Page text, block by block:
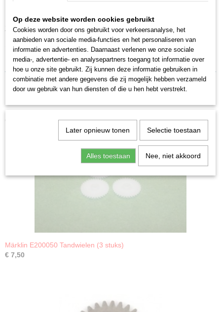
H0 (1:87)
Staat
Nieuw
Z=16
Ook interessant
Märklin E200050 Tandwielen (3 stuks)
€ 7,50
Op deze website worden cookies gebruikt
Cookies worden door ons gebruikt voor verkeersanalyse, het
aanbieden van sociale media-functies en het personaliseren van
informatie en advertenties. Daarnaast verlenen we onze sociale
media-, advertentie- en analysepartners toegang tot informatie over
hoe u onze site gebruikt. Zij kunnen deze informatie gebruiken in
combinatie met andere gegevens die zij mogelijk hebben verzameld
door uw gebruik van hun diensten of die u hen hebt verstrekt.
Later opnieuw tonen Selectie toestaan
Alles toestaan Nee, niet akkoord